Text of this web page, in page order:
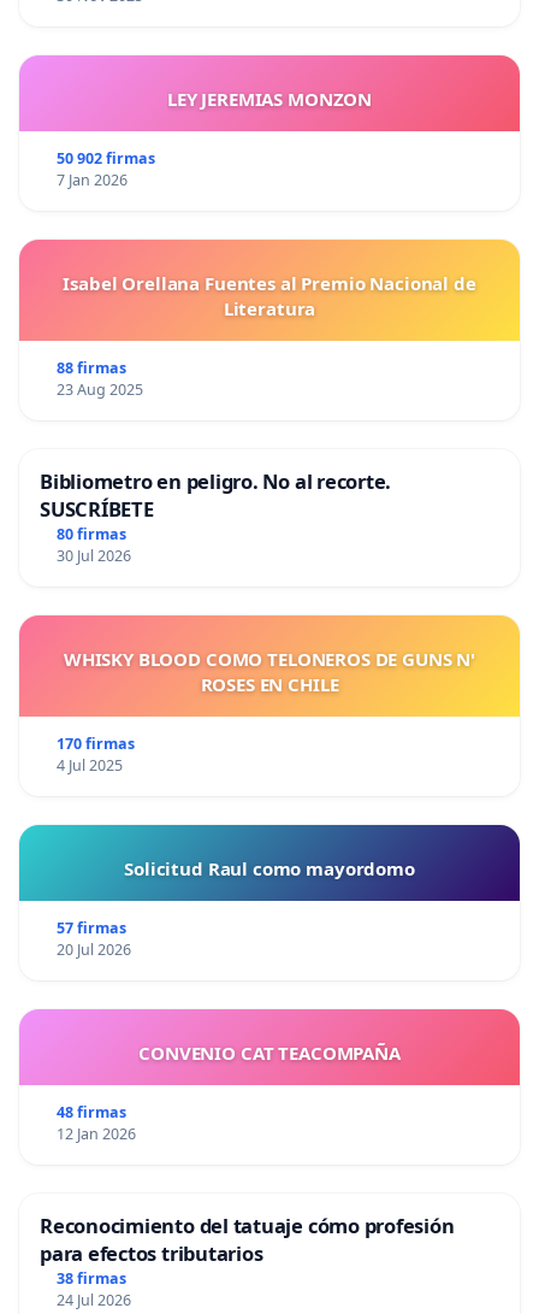
LEY JEREMIAS MONZON
50 902 firmas
7 Jan 2026
Isabel Orellana Fuentes al Premio Nacional de
Literatura
88 firmas
23 Aug 2025
Bibliometro en peligro. No al recorte.
SUSCRÍBETE
80 firmas
30 Jul 2026
WHISKY BLOOD COMO TELONEROS DE GUNS N'
ROSES EN CHILE
170 firmas
4 Jul 2025
Solicitud Raul como mayordomo
57 firmas
20 Jul 2026
CONVENIO CAT TEACOMPAÑA
48 firmas
12 Jan 2026
Reconocimiento del tatuaje cómo profesión
para efectos tributarios
38 firmas
24 Jul 2026